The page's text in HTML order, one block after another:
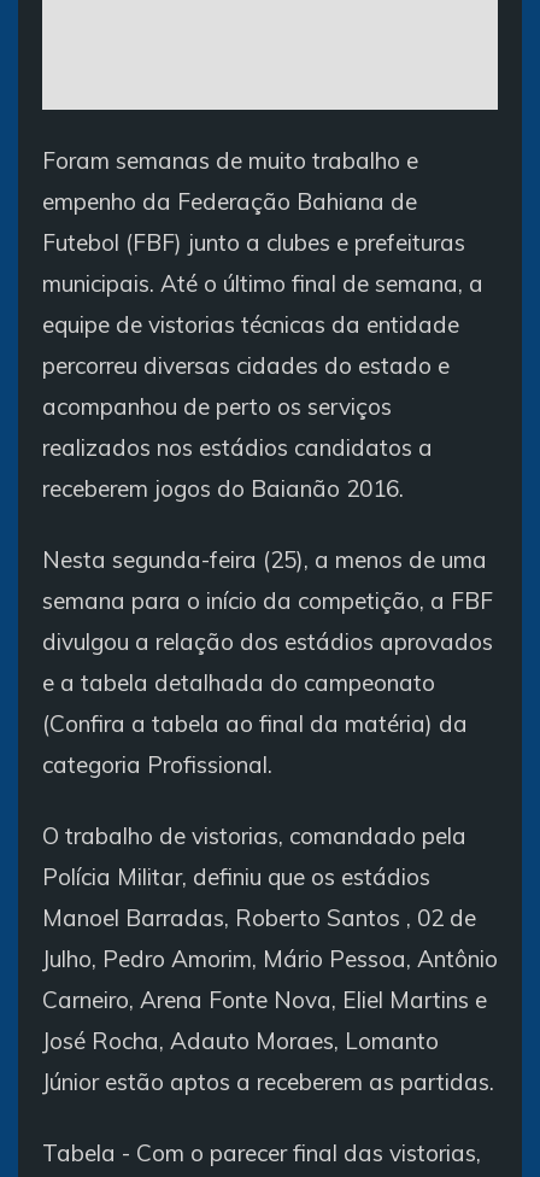
Foram semanas de muito trabalho e
empenho da Federação Bahiana de
Futebol (FBF) junto a clubes e prefeituras
municipais. Até o último final de semana, a
equipe de vistorias técnicas da entidade
percorreu diversas cidades do estado e
acompanhou de perto os serviços
realizados nos estádios candidatos a
receberem jogos do Baianão 2016.
Nesta segunda-feira (25), a menos de uma
semana para o início da competição, a FBF
divulgou a relação dos estádios aprovados
e a tabela detalhada do campeonato
(Confira a tabela ao final da matéria) da
categoria Profissional.
O trabalho de vistorias, comandado pela
Polícia Militar, definiu que os estádios
Manoel Barradas, Roberto Santos , 02 de
Julho, Pedro Amorim, Mário Pessoa, Antônio
Carneiro, Arena Fonte Nova, Eliel Martins e
José Rocha, Adauto Moraes, Lomanto
Júnior estão aptos a receberem as partidas.
Tabela - Com o parecer final das vistorias,